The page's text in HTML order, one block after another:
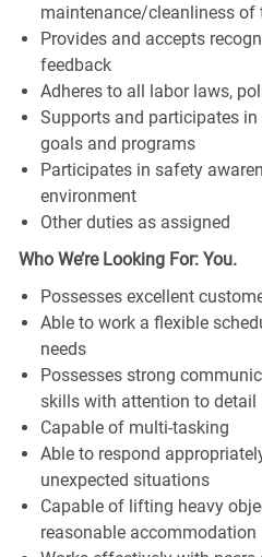
maintenance/cleanliness of
Provides and accepts
feedback
Adheres to all labor laws,
Supports and participates
goals and programs
Participates in safety
environment
Other duties as assigned
Who We’re Looking For: You.
Possesses excellent
Able to work a flexible
needs
Possesses strong
skills with attention to detail
Capable of multi-tasking
Able to respond
unexpected situations
Capable of lifting heavy
reasonable accommodation